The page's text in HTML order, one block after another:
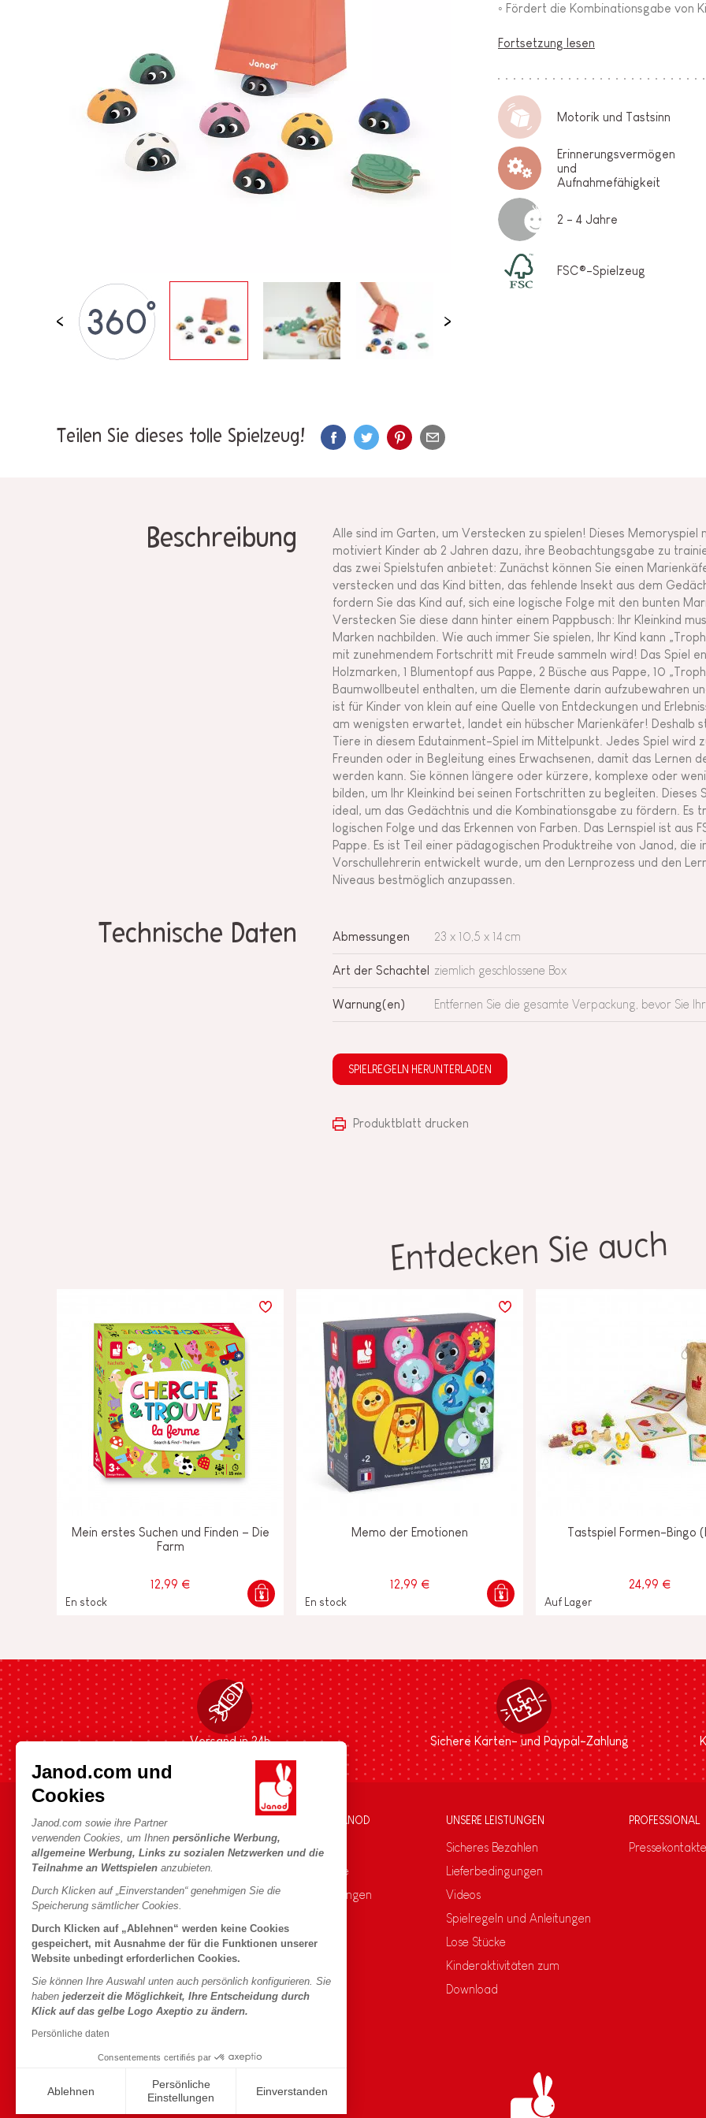
Janod.com und
Cookies
Janod.com sowie ihre Partner
verwenden Cookies, um Ihnen persönliche Werbung,
allgemeine Werbung, Links zu sozialen Netzwerken und die
Teilnahme an Wettspielen anzubieten.
Durch Klicken auf „Einverstanden“ genehmigen Sie die
Speicherung sämtlicher Cookies.
Durch Klicken auf „Ablehnen“ werden keine Cookies
gespeichert, mit Ausnahme der für die Funktionen unserer
Website unbedingt erforderlichen Cookies.
Sie können Ihre Auswahl unten auch persönlich konfigurieren. Sie
haben jederzeit die Möglichkeit, Ihre Entscheidung durch
Klick auf das gelbe Logo Axeptio zu ändern.
Persönliche daten
Consentements certifiés par
Ablehnen
Persönliche
Einstellungen
Einverstanden
ROLLENSPIEL
SPIELWELTEN
OUTDOOR
TAFEL, MÖBEL &
◦ Fördert die Kombinationsgabe von
Fortsetzung lesen
Motorik und Tastsinn
Erinnerungsvermögen
und
Aufnahmefähigkeit
2 - 4 Jahre
FSC®-Spielzeug
Teilen Sie dieses tolle Spielzeug!
Beschreibung
Alle sind im Garten, um Verstecken zu spielen! Dieses Memoryspiel
motiviert Kinder ab 2 Jahren dazu, ihre Beobachtungsgabe zu
das zwei Spielstufen anbietet: Zunächst können Sie einen
verstecken und das Kind bitten, das fehlende Insekt aus dem
fordern Sie das Kind auf, sich eine logische Folge mit den bunten
Verstecken Sie diese dann hinter einem Pappbusch: Ihr Kleinkind
Marken nachbilden. Wie auch immer Sie spielen, Ihr Kind kann
mit zunehmendem Fortschritt mit Freude sammeln wird! Das Spiel
Holzmarken, 1 Blumentopf aus Pappe, 2 Büsche aus Pappe, 10
Baumwollbeutel enthalten, um die Elemente darin aufzubewahren
ist für Kinder von klein auf eine Quelle von Entdeckungen und
am wenigsten erwartet, landet ein hübscher Marienkäfer! Deshalb
Tiere in diesem Edutainment-Spiel im Mittelpunkt. Jedes Spiel wird
Freunden oder in Begleitung eines Erwachsenen, damit das Lernen
werden kann. Sie können längere oder kürzere, komplexe oder
bilden, um Ihr Kleinkind bei seinen Fortschritten zu begleiten.
ideal, um das Gedächtnis und die Kombinationsgabe zu fördern. Es
logischen Folge und das Erkennen von Farben. Das Lernspiel ist
Pappe. Es ist Teil einer pädagogischen Produktreihe von Janod, die
Vorschullehrerin entwickelt wurde, um den Lernprozess und den
Niveaus bestmöglich anzupassen.
Technische Daten Abmessungen 23 x 10,5 x 14 cm
Art der Schachtel ziemlich geschlossene Box
Warnung(en) Entfernen Sie die gesamte Verpackung, bevor Sie
SPIELREGELN HERUNTERLADEN
Produktblatt drucken
Entdecken Sie auch
Mein erstes Suchen und Finden – Die
Farm
12,99 €
En stock
Memo der Emotionen
12,99 €
En stock
Tastspiel Formen-Bingo
24,99 €
Auf Lager
Versand in 24h Sichere Karten- und Paypal-Zahlung
HILFE & INFORMATIONEN
Verkaufsbedingungen
FAQ
Kontakt
Produktrückruf
Persönliche daten
Cookies
Bedingungen für Angebote
Nutzungsbedingungen
#YesJanod
DIE WELT VON JANOD
Die Geschichte
Unsere Expertise
CSR-Verpflichtungen
UNSERE LEISTUNGEN
Sicheres Bezahlen
Lieferbedingungen
Videos
Spielregeln und Anleitungen
Lose Stücke
Kinderaktivitäten zum
Download
PROFESSIONAL
Pressekontakte